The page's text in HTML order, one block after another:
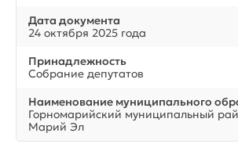
Дата документа
24 октября 2025 года
Принадлежность
Собрание депутатов
Наименование муниципального
Горномарийский муниципальный
Марий Эл